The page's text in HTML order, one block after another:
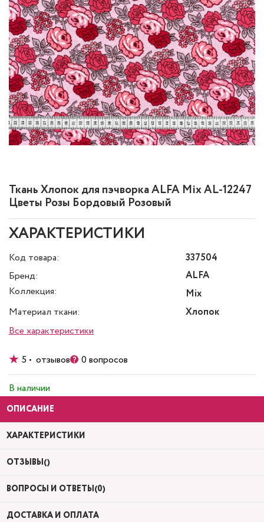
Ткань Хлопок для пэчворка ALFA Mix AL-12247
Цветы Розы Бордовый Розовый
ХАРАКТЕРИСТИКИ
Код товара:
337504
Бренд:
ALFA
Коллекция:
Mix
Материал ткани:
Хлопок
Все характеристики
5 • отзывов 0 вопросов
В наличии
ОПИСАНИЕ
ХАРАКТЕРИСТИКИ
ОТЗЫВЫ()
ВОПРОСЫ И ОТВЕТЫ(0)
ДОСТАВКА И ОПЛАТА